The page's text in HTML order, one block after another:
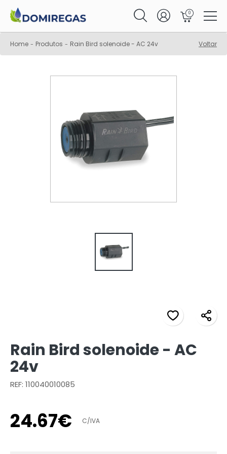
0
Home - Produtos - Rain Bird solenoide - AC 24v Voltar
Rain Bird solenoide - AC
24v
REF: 110040010085
24.67€ C/IVA